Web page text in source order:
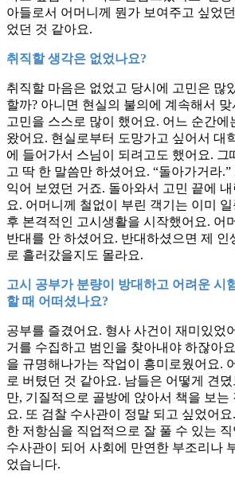
아들로서 어머니께 뭔가 보여주고 싶었
었던 것 같아요.
취직할 생각은 없었나요?
취직할 마음은 없었고 당시에 고민은 많
할까? 아니면 현실의 불의에 계속해서 맞
고민을 스스로 많이 했어요. 어느 순간에
왔어요. 현실로부터 도망가고 싶어서 대
에 들어가서 스님이 되려고도 했어요. 그
고 딱 한 말씀만 하셨어요. “돌아가거라
익어 보였던 거죠. 돌아와서 고민 끝에
요. 어머니께 철없이 부린 객기는 이미 일
후 본격적인 고시생활을 시작했어요. 어
반대를 안 하셨어요. 반대하셨으면 제 인
로 흘러갔을지도 몰라요.
고시 공부가 분량이 방대하고 어려운 시
할 때 어떠셨나요?
공부를 즐겼어요. 형사 사건이 재미있었
거를 수집하고 범인을 찾아내야 하잖아
을 규명해나가는 작업이 흥미로웠어요.
로 버텼던 것 같아요. 남들은 어떻게 견뎠
만, 기질적으로 골방에 앉아서 책을 보는
요. 또 검찰 수사관이 정말 되고 싶었어
한 저항심을 직업적으로 잘 풀 수 있는
수사관이 되어 사회에 만연한 부조리나
었습니다.